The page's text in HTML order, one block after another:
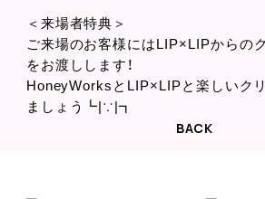
＜来場者特典＞
ご来場のお客様にはLIP×LIPからの
をお渡しします！
HoneyWorksとLIP×LIPと楽しいク
ましょう┗|∵|┓
BACK